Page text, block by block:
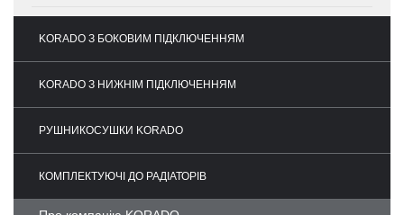
KORADO З БОКОВИМ ПІДКЛЮЧЕННЯМ
KORADO З НИЖНІМ ПІДКЛЮЧЕННЯМ
РУШНИКОСУШКИ KORADO
КОМПЛЕКТУЮЧІ ДО РАДІАТОРІВ